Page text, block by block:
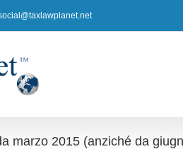
marzo 2015 (anziché da